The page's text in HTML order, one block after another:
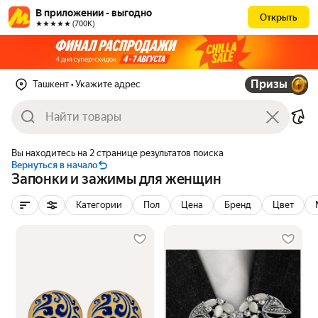
В приложении - выгодно
★★★★★ (700К)
Открыть
Ташкент • Укажите адрес Призы
Вы находитесь на 2 странице результатов поиска
Вернуться в начало
Запонки и зажимы для женщин
Категории Пол Цена Бренд Цвет